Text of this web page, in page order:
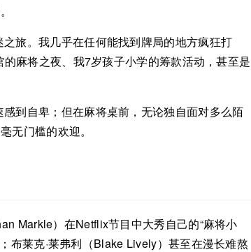
旅。我几乎在任何能找到牌局的地方疯狂打
麻将之夜、我7岁孩子小学的筹款活动，甚至是
到自卑；但在麻将桌前，无论独自面对多么陌
无门槛的欢迎。
Markle）在Netflix节目中大秀自己的“麻将小
布莱克·莱弗利（Blake Lively）甚至在漫长难熬